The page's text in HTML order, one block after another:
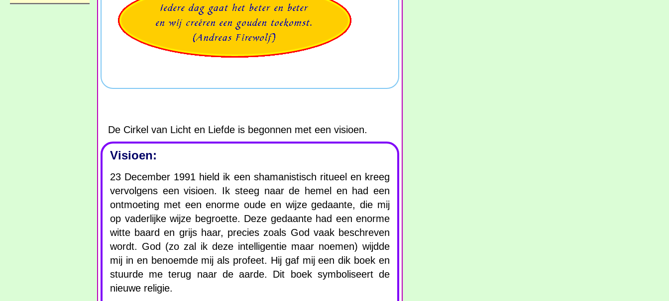
De Cirkel van Licht en Liefde is begonnen met een visioen.
Visioen:
23 December 1991 hield ik een shamanistisch ritueel en kreeg
vervolgens een visioen. Ik steeg naar de hemel en had een
ontmoeting met een enorme oude en wijze gedaante, die mij
op vaderlijke wijze begroette. Deze gedaante had een enorme
witte baard en grijs haar, precies zoals God vaak beschreven
wordt. God (zo zal ik deze intelligentie maar noemen) wijdde
mij in en benoemde mij als profeet. Hij gaf mij een dik boek en
stuurde me terug naar de aarde. Dit boek symboliseert de
nieuwe religie.